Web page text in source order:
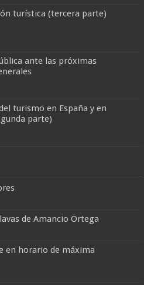
turística (tercera parte)
ante las próximas
turismo en España y en
parte)
de Amancio Ortega
en horario de máxima